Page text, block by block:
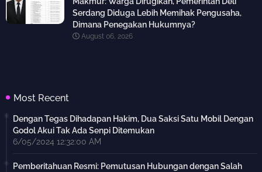
Serdang Diduga Lebih Memihak Pengusaha,
Dimana Penegakan Hukumnya?
August 06, 2026
Most Recent
Dengan Tegas Dihadapan Hakim, Dua Saksi Satu Mobil Dengan
Godol Akui Tak Ada Senpi Ditemukan
6/05/2024 12:32:00 AM
Pemberitahuan Resmi: Pemutusan Hubungan dengan Salah